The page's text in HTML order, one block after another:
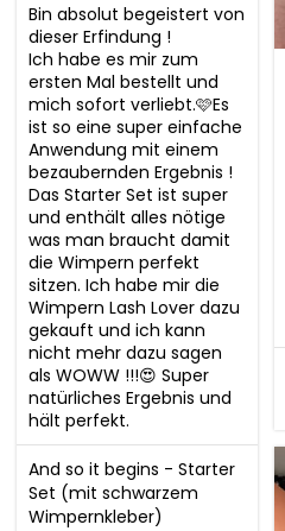
Bin absolut begeistert von
dieser Erfindung !
Ich habe es mir zum
ersten Mal bestellt und
mich sofort verliebt.🩷Es
ist so eine super einfache
Anwendung mit einem
bezaubernden Ergebnis !
Das Starter Set ist super
und enthält alles nötige
was man braucht damit
die Wimpern perfekt
sitzen. Ich habe mir die
Wimpern Lash Lover dazu
gekauft und ich kann
nicht mehr dazu sagen
als WOWW !!!😍 Super
natürliches Ergebnis und
hält perfekt.
And so it begins - Starter
Set (mit schwarzem
Wimpernkleber)